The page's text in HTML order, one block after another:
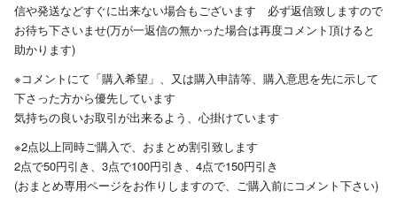
信や発送などすぐに出来ない場合もございます 必ず返信致しますので
お待ち下さいませ(万が一返信の無かった場合は再度コメント頂けると
助かります)
※コメントにて「購入希望」、又は購入申請等、購入意思を先に示して
下さった方から優先しています
気持ちの良いお取引が出来るよう、心掛けています
※2点以上同時ご購入で、おまとめ割引致します
2点で50円引き、3点で100円引き、4点で150円引き
(おまとめ専用ページをお作りしますので、ご購入前にコメント下さい)